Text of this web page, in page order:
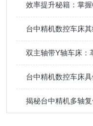
台中精机数控车床
双主轴带Y轴车床：
台中精机数控车床